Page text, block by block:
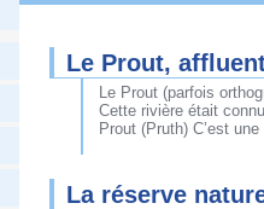
Le Prout,
Le Prout (parfois
Cette rivière était
Prout (Pruth) C’est
La réserve